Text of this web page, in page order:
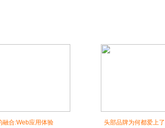
融合:Web应用体验
头部品牌为何都爱上